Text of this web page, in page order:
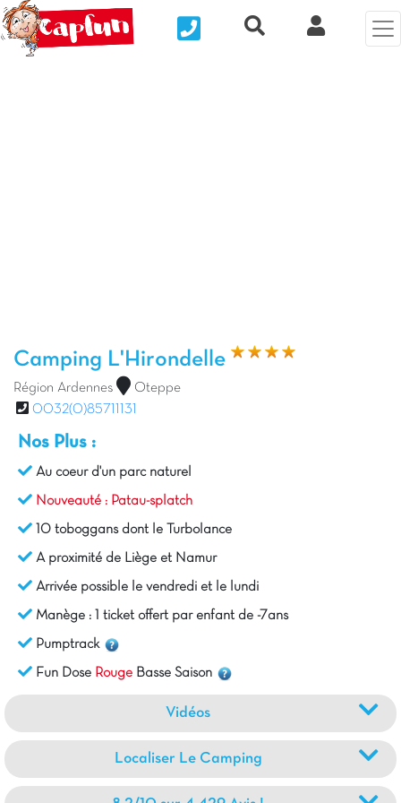
Nous contacterRecherche rapide
Mon
Camping L'Hirondelle
Région Ardennes
Oteppe
0032(0)85711131
Nos Plus :
Au coeur d'un parc naturel
Nouveauté : Patau-splatch
10 toboggans dont le Turbolance
A proximité de Liège et Namur
Arrivée possible le vendredi et le lundi
Manège : 1 ticket offert par enfant de -7ans
Pumptrack
Fun Dose Rouge Basse Saison
Vidéos
Localiser Le Camping